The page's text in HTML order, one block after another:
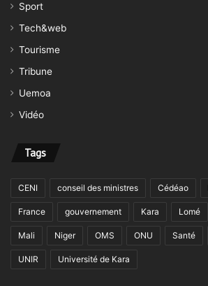
Sport
Tech&web
Tourisme
Tribune
Uemoa
Vidéo
Tags
CENI conseil des ministres Cédéao
France gouvernement Kara Lomé
Mali Niger OMS ONU Santé
UNIR Université de Kara